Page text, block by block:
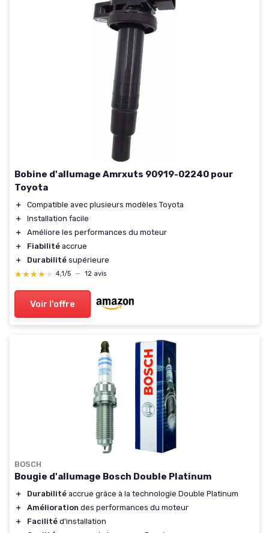
Bobine d'allumage Amrxuts 90919-02240 pour
Toyota
＋
Compatible avec plusieurs modèles Toyota
＋
Installation facile
＋
Améliore les performances du moteur
＋
Fiabilité accrue
＋
Durabilité supérieure
★★★★★
★★★★★ 4,1/5 — 12 avis
Voir l'offre
BOSCH
Bougie d'allumage Bosch Double Platinum
＋ Durabilité accrue grâce à la technologie Double Platinum
＋
Amélioration des performances du moteur
＋
Facilité d'installation